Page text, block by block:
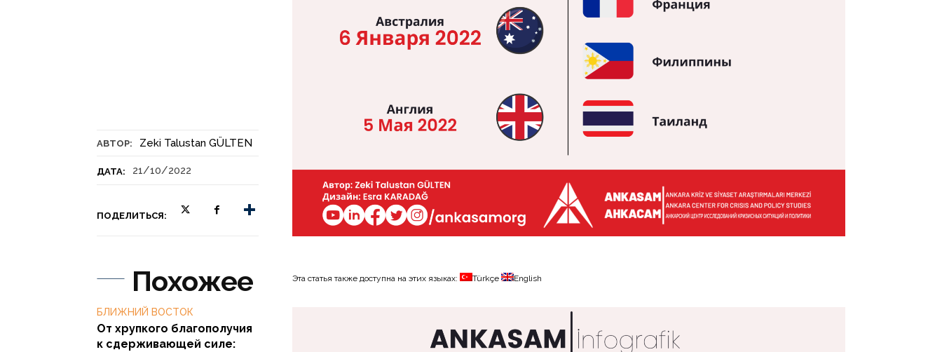
АВТОР: Zeki Talustan GÜLTEN
ДАТА: 21/10/2022
ПОДЕЛИТЬСЯ:
Похожее
БЛИЖНИЙ ВОСТОК
От хрупкого благополучия
к сдерживающей силе:
Эта статья также доступна на этих языках: Türkçe English